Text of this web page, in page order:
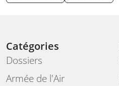
Catégories
Dossiers
Armée de l'Air